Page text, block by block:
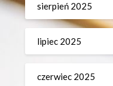
sierpień 2025
lipiec 2025
czerwiec 2025